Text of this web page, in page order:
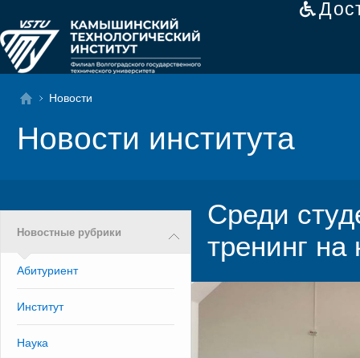
Новости
Новости института
Новостные рубрики
Абитуриент
Институт
Наука
Среди
тренинг на